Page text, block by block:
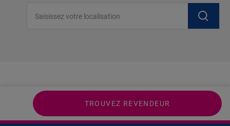
TROUVEZ REVENDEUR